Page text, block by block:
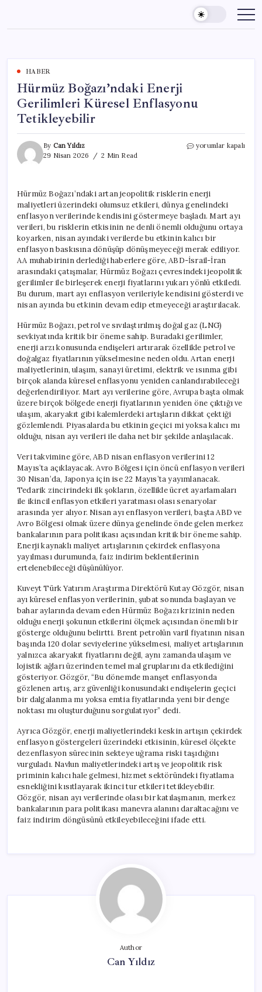
content
HABER
Hürmüz Boğazı’ndaki Enerji
Gerilimleri Küresel Enflasyonu
Tetikleyebilir
By Can Yıldız
29 Nisan 2026
2 Min Read
Hürmüz
Enflasyonu
Tetikleyebilir
için
yorumlar kapalı
Hürmüz Boğazı’ndaki artan jeopolitik risklerin enerji
maliyetleri üzerindeki olumsuz etkileri, dünya genelindeki
enflasyon verilerinde kendisini göstermeye başladı. Mart ayı
verileri, bu risklerin etkisinin ne denli önemli olduğunu ortaya
koyarken, nisan ayındaki verilerde bu etkinin kalıcı bir
enflasyon baskısına dönüşüp dönüşmeyeceği merak ediliyor.
AA muhabirinin derlediği haberlere göre, ABD-İsrail-İran
arasındaki çatışmalar, Hürmüz Boğazı çevresindeki jeopolitik
gerilimler ile birleşerek enerji fiyatlarını yukarı yönlü etkiledi.
Bu durum, mart ayı enflasyon verileriyle kendisini gösterdi ve
nisan ayında bu etkinin devam edip etmeyeceği araştırılacak.
Hürmüz Boğazı, petrol ve sıvılaştırılmış doğal gaz (LNG)
sevkiyatında kritik bir öneme sahip. Buradaki gerilimler,
enerji arzı konusunda endişeleri artırarak özellikle petrol ve
doğalgaz fiyatlarının yükselmesine neden oldu. Artan enerji
maliyetlerinin, ulaşım, sanayi üretimi, elektrik ve ısınma gibi
birçok alanda küresel enflasyonu yeniden canlandırabileceği
değerlendiriliyor. Mart ayı verilerine göre, Avrupa başta olmak
üzere birçok bölgede enerji fiyatlarının yeniden öne çıktığı ve
ulaşım, akaryakıt gibi kalemlerdeki artışların dikkat çektiği
gözlemlendi. Piyasalarda bu etkinin geçici mi yoksa kalıcı mı
olduğu, nisan ayı verileri ile daha net bir şekilde anlaşılacak.
Veri takvimine göre, ABD nisan enflasyon verilerini 12
Mayıs’ta açıklayacak. Avro Bölgesi için öncü enflasyon verileri
30 Nisan’da, Japonya için ise 22 Mayıs’ta yayımlanacak.
Tedarik zincirindeki ilk şokların, özellikle ücret ayarlamaları
ile ikincil enflasyon etkileri yaratması olası senaryolar
arasında yer alıyor. Nisan ayı enflasyon verileri, başta ABD ve
Avro Bölgesi olmak üzere dünya genelinde önde gelen merkez
bankalarının para politikası açısından kritik bir öneme sahip.
Enerji kaynaklı maliyet artışlarının çekirdek enflasyona
yayılması durumunda, faiz indirim beklentilerinin
ertelenebileceği düşünülüyor.
Kuveyt Türk Yatırım Araştırma Direktörü Kutay Gözgör, nisan
ayı küresel enflasyon verilerinin, şubat sonunda başlayan ve
bahar aylarında devam eden Hürmüz Boğazı krizinin neden
olduğu enerji şokunun etkilerini ölçmek açısından önemli bir
gösterge olduğunu belirtti. Brent petrolün varil fiyatının nisan
başında 120 dolar seviyelerine yükselmesi, maliyet artışlarının
yalnızca akaryakıt fiyatlarını değil, aynı zamanda ulaşım ve
lojistik ağları üzerinden temel mal gruplarını da etkilediğini
gösteriyor. Gözgör, “Bu dönemde manşet enflasyonda
gözlenen artış, arz güvenliği konusundaki endişelerin geçici
bir dalgalanma mı yoksa emtia fiyatlarında yeni bir denge
noktası mı oluşturduğunu sorgulatıyor” dedi.
Ayrıca Gözgör, enerji maliyetlerindeki keskin artışın çekirdek
enflasyon göstergeleri üzerindeki etkisinin, küresel ölçekte
dezenflasyon sürecinin sekteye uğrama riski taşıdığını
vurguladı. Navlun maliyetlerindeki artış ve jeopolitik risk
priminin kalıcı hale gelmesi, hizmet sektöründeki fiyatlama
esnekliğini kısıtlayarak ikinci tur etkileri tetikleyebilir.
Gözgör, nisan ayı verilerinde olası bir katılaşmanın, merkez
bankalarının para politikası manevra alanını daraltacağını ve
faiz indirim döngüsünü etkileyebileceğini ifade etti.
Author
Can Yıldız